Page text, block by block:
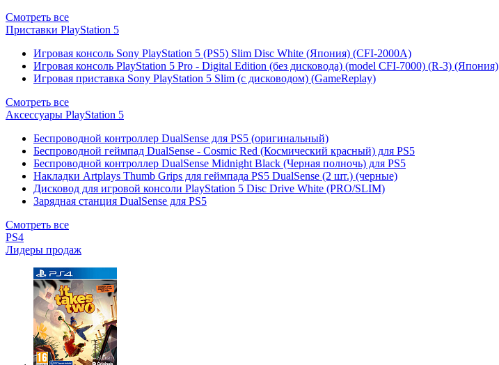
Смотреть все
Приставки PlayStation 5
Игровая консоль Sony PlayStation 5 (PS5) Slim Disc White (Япония) (CFI-2000A)
Игровая консоль PlayStation 5 Pro - Digital Edition (без дисковода) (model CFI-7000) (R-3) (Япония)
Игровая приставка Sony PlayStation 5 Slim (с дисководом) (GameReplay)
Смотреть все
Аксессуары PlayStation 5
Беспроводной контроллер DualSense для PS5 (оригинальный)
Беспроводной геймпад DualSense - Cosmic Red (Космический красный) для PS5
Беспроводной контроллер DualSense Midnight Black (Черная полночь) для PS5
Накладки Artplays Thumb Grips для геймпада PS5 DualSense (2 шт.) (черные)
Дисковод для игровой консоли PlayStation 5 Disc Drive White (PRO/SLIM)
Зарядная станция DualSense для PS5
Смотреть все
PS4
Лидеры продаж